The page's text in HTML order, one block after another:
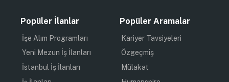
Popüler İlanlar
İşe Alım Programları
Yeni Mezun İş İlanları
İstanbul İş İlanları
Popüler Aramalar
Kariyer Tavsiyeleri
Özgeçmiş
Mülakat